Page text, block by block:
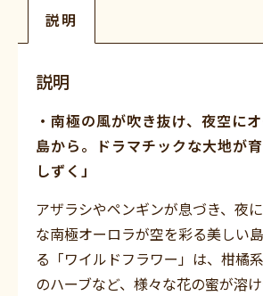
説明
説明
・南極の風が吹き抜け、夜空に
島から。ドラマチックな大地が
しずく」
アザラシやペンギンが息づき、夜
な南極オーロラが空を彩る美しい
る「ワイルドフラワー」は、柑橘
のハーブなど、様々な花の蜜が溶